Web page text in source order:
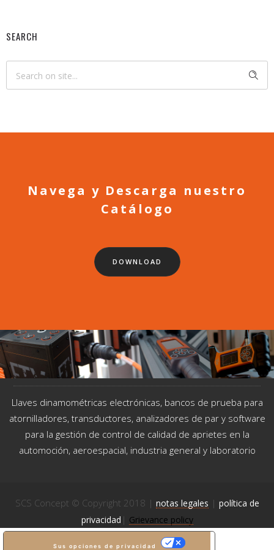
SEARCH
Navega y Descarga nuestro
Catálogo
DOWNLOAD
Llaves dinamométricas electrónicas, bancos de prueba para
atornilladores, transductores, analizadores de par y software
para la gestión de control de calidad de aprietes en la
automoción, aeroespacial, industria general y laboratorio
SCS Concept © Copyright 2018 | notas legales | política de
privacidad | Grievance policy
Sus opciones de privacidad